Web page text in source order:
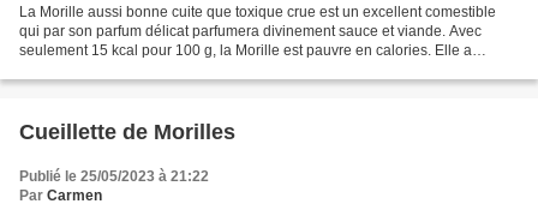
La Morille aussi bonne cuite que toxique crue est un excellent comestible
qui par son parfum délicat parfumera divinement sauce et viande. Avec
seulement 15 kcal pour 100 g, la Morille est pauvre en calories. Elle a
Cueillette de Morilles
Publié le 25/05/2023 à 21:22
Par Carmen